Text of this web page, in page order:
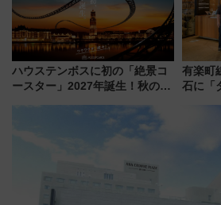
ハウステンボスに初の「絶景コ
ースター」2027年誕生！秋の
有楽町
石に「
くりと